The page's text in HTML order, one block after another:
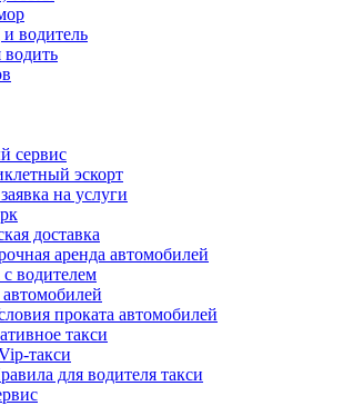
водитель
сервис
эскорт
на услуги
доставка
аренда автомобилей
водителем
проката автомобилей
такси
такси
для водителя такси